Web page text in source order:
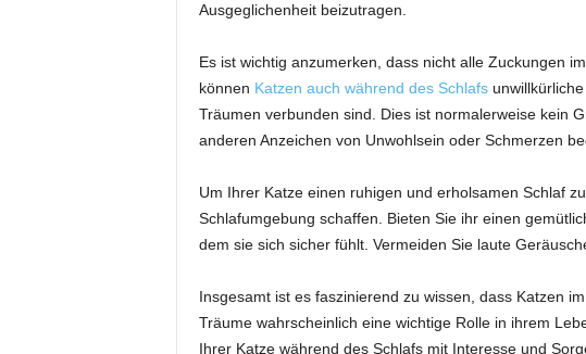
Ausgeglichenheit beizutragen.
Es ist wichtig anzumerken, dass nicht alle Zuckungen
können Katzen auch während des Schlafsunwillkürliche
Träumen verbunden sind. Dies ist normalerweise kein
anderen Anzeichen von Unwohlsein oder Schmerzen
Um Ihrer Katze einen ruhigen und erholsamen Schlaf
Schlafumgebung schaffen. Bieten Sie ihr einen
dem sie sich sicher fühlt. Vermeiden Sie laute
Insgesamt ist es faszinierend zu wissen, dass Katzen
Träume wahrscheinlich eine wichtige Rolle in ihrem
Ihrer Katze während des Schlafs mit Interesse und